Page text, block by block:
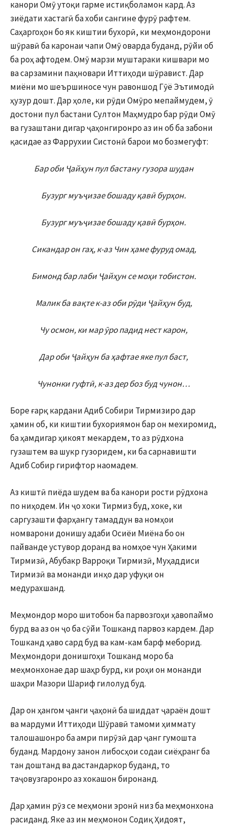
канори Омӯ утоқи гарме истиқболамон кард. Аз
зиёдати хастагӣ ба хоби сангине фурӯ рафтем.
Саҳаргоҳон бо як киштии бухорӣ, ки меҳмондорони
шӯравӣ ба каронаи чапи Омӯ оварда буданд, рӯйи об
ба роҳ афтодем. Омӯ марзи муштараки кишвари мо
ва сарзамини паҳновари Иттиҳоди шӯравист. Дар
миёни мо шеършиносе чун равоншод Гӯё Эътимодӣ
ҳузур дошт. Дар ҳоле, ки рӯди Омӯро мепаймудем, ӯ
достони пул бастани Султон Маҳмудро бар рӯди Омӯ
ва гузаштани дигар ҷаҳонгиронро аз ин об ба забони
қасидае аз Фаррухии Систонӣ барои мо бозмегуфт:
Бар оби Ҷайҳун пул бастану гузора шудан
Бузург муъҷизае бошаду қавӣ бурҳон.
Бузург муъҷизае бошаду қавӣ бурҳон.
Сикандар он гаҳ, к-аз Чин ҳаме фуруд омад,
Бимонд бар лаби Ҷайҳун се моҳи тобистон.
Малик ба вақте к-аз оби рӯди Ҷайҳун буд,
Чу осмон, ки мар ӯро падид нест карон,
Дар оби Ҷайҳун ба ҳафтае яке пул баст,
Чунонки гуфтӣ, к-аз дер боз буд чунон…
Боре ғарқ кардани Адиб Собири Тирмизиро дар
ҳамин об, ки киштии бухориямон бар он мехиромид,
ба ҳамдигар ҳикоят мекардем, то аз рӯдхона
гузаштем ва шукр гузоридем, ки ба сарнавишти
Адиб Собир гирифтор наомадем.
Аз киштӣ пиёда шудем ва ба канори рости рӯдхона
по ниҳодем. Ин ҷо хоки Тирмиз буд, хоке, ки
саргузашти фарҳангу тамаддун ва номҳои
номварони донишу адаби Осиёи Миёна бо он
пайванде устувор доранд ва номҳое чун Ҳакими
Тирмизӣ, Абубакр Варроқи Тирмизӣ, Муҳаддиси
Тирмизӣ ва монанди инҳо дар уфуқи он
медурахшанд.
Меҳмондор моро шитобон ба парвозгоҳи ҳавопаймо
бурд ва аз он ҷо ба сӯйи Тошканд парвоз кардем. Дар
Тошканд ҳаво сард буд ва кам-кам барф меборид.
Меҳмондори донишгоҳи Тошканд моро ба
меҳмонхонае дар шаҳр бурд, ки роҳи он монанди
шаҳри Мазори Шариф гилолуд буд.
Дар он ҳангом ҷанги ҷаҳонӣ ба шиддат ҷараён дошт
ва мардуми Иттиҳоди Шӯравӣ тамоми ҳиммату
талошашонро ба амри пирӯзӣ дар ҷанг гумошта
буданд. Мардону занон либосҳои содаи сиёҳранг ба
тан доштанд ва дастандаркор буданд, то
таҷовузгаронро аз хокашон биронанд.
Дар ҳамин рӯз се меҳмони эронӣ низ ба меҳмонхона
расиданд. Яке аз ин меҳмонон Содиқ Ҳидоят,